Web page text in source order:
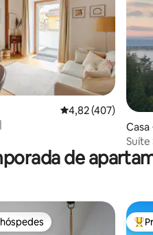
5, 142 avaliações4,82 de uma
4,82 (407)
Casa
Suíte
de
preferidos dos hóspedes